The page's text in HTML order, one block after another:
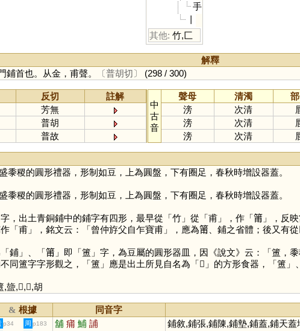
手
其他: 竹,匚
解釋
鋪首也。从金，甫聲。 〔普胡切〕 (298 / 300)
反切
註解
芳無
普胡
普故
中
古
音
聲母 清濁
滂
次清
滂
次清
滂
次清
黍稷的圓形禮器，形制如豆，上為圓盤，下有圈足，春秋時增設器蓋。
黍稷的圓形禮器，形制如豆，上為圓盤，下有圈足，春秋時增設器蓋。
，出土青銅鋪中的鋪字有四形，最早從「竹」從「甫」，作「𥮉」，反
「甫」，銘文云：「曾仲斿父自乍寶甫」，應為𥮉、鋪之省體；後又有
鋪」、「𥮉」即「簠 」字，為豆屬的圓形器皿，因《說文》云：「簠，
同簠字字形觀之，「簠 」應是出土所見自名為「𠤳 」的方形食器，「簠 」
,䀇,𠤳,𠤱,胡
& 根據 同音字
p34 周 p183 舖 痡 鯆 誧 鋪敘,鋪張,鋪陳,鋪墊,鋪蓋,鋪天